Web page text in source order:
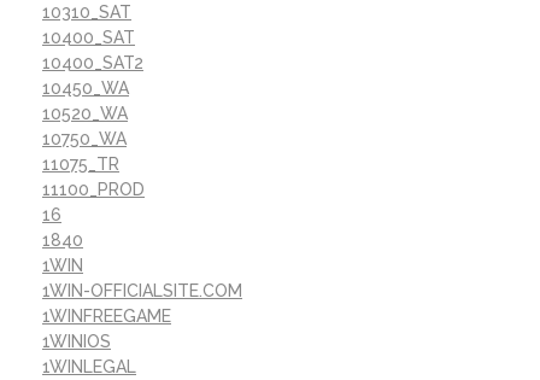
10310_SAT
10400_SAT
10400_SAT2
10450_WA
10520_WA
10750_WA
11075_TR
11100_PROD
16
1840
1WIN
1WIN-OFFICIALSITE.COM
1WINFREEGAME
1WINIOS
1WINLEGAL